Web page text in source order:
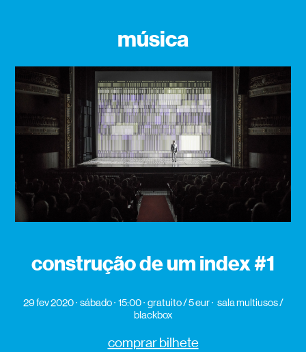
música
construção de um index #1
29 fev 2020 sábado 15:00 gratuito / 5 eur
sala multiusos /
blackbox
comprar bilhete